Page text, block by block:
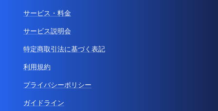
サービス・料金
サービス説明会
特定商取引法に基づく表記
利用規約
プライバシーポリシー
ガイドライン